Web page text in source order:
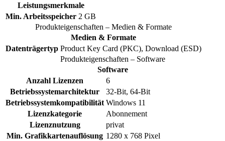
Leistungsmerkmale
Min. Arbeitsspeicher 2 GB
Produkteigenschaften – Medien & Formate
Medien & Formate
Datenträgertyp Product Key Card (PKC), Download (ESD)
Produkteigenschaften – Software
Software
Anzahl Lizenzen
6
Betriebssystemarchitektur
32-Bit, 64-Bit
Betriebssystemkompatibilität Windows 11
Lizenzkategorie
Abonnement
Lizenznutzung
privat
Min. Grafikkartenauflösung 1280 x 768 Pixel